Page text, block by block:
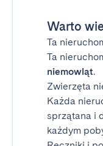
Warto
Ta
Ta
niemowląt.
Zwierzęta
Każda
sprzątana i
każdym